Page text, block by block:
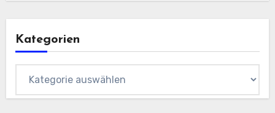
Kategorien